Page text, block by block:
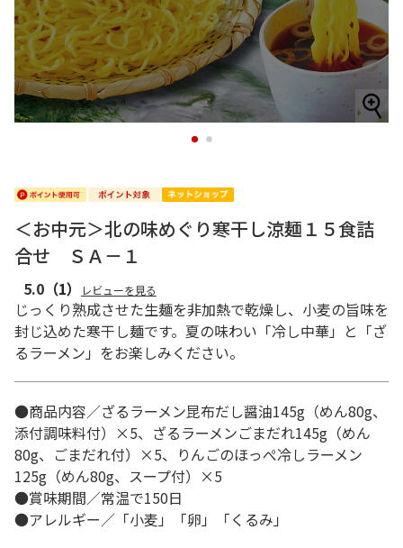
1 2
＜お中元＞北の味めぐり寒干し涼麺１５食詰
合せ ＳＡ－１
5.0 （1） レビューを見る
じっくり熟成させた生麺を非加熱で乾燥し、小麦の旨味を
封じ込めた寒干し麺です。夏の味わい「冷し中華」と「ざ
るラーメン」をお楽しみください。
●商品内容／ざるラーメン昆布だし醤油145g（めん80g、
添付調味料付）×5、ざるラーメンごまだれ145g（めん
80g、ごまだれ付）×5、りんごのほっぺ冷しラーメン
125g（めん80g、スープ付）×5
●賞味期間／常温で150日
●アレルギー／「小麦」「卵」「くるみ」